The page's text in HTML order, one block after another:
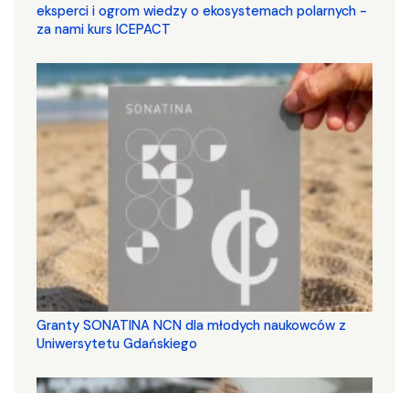
eksperci i ogrom wiedzy o ekosystemach polarnych -
za nami kurs ICEPACT
Granty SONATINA NCN dla młodych naukowców z
Uniwersytetu Gdańskiego